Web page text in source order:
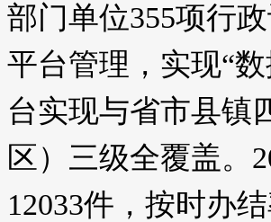
部门单位355项行
平台管理，实现“
台实现与省市县镇
区）三级全覆盖。
12033件，按时办